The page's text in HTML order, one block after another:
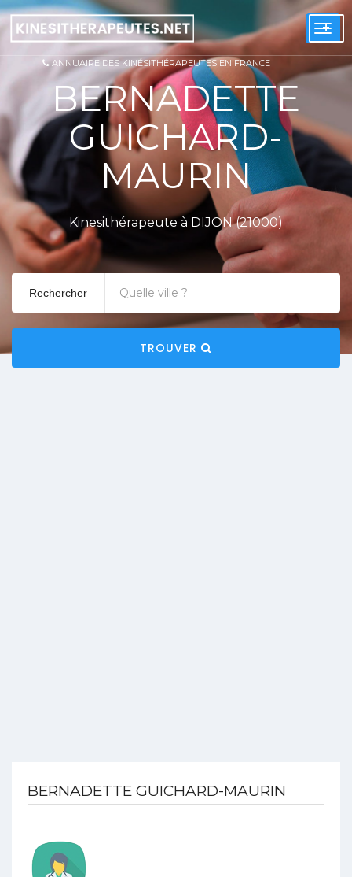
+
ANNUAIRE DES KINÉSITHÉRAPEUTES EN FRANCE
BERNADETTE
GUICHARD-
MAURIN
Kinesithérapeute à DIJON (21000)
Rechercher
TROUVER
BERNADETTE GUICHARD-MAURIN